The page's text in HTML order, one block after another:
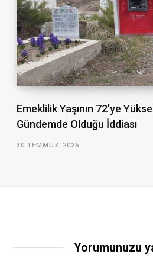
Emeklilik Yaşının 72’ye
Gündemde Olduğu İddiası
30 TEMMUZ 2026
Yorumunuzu